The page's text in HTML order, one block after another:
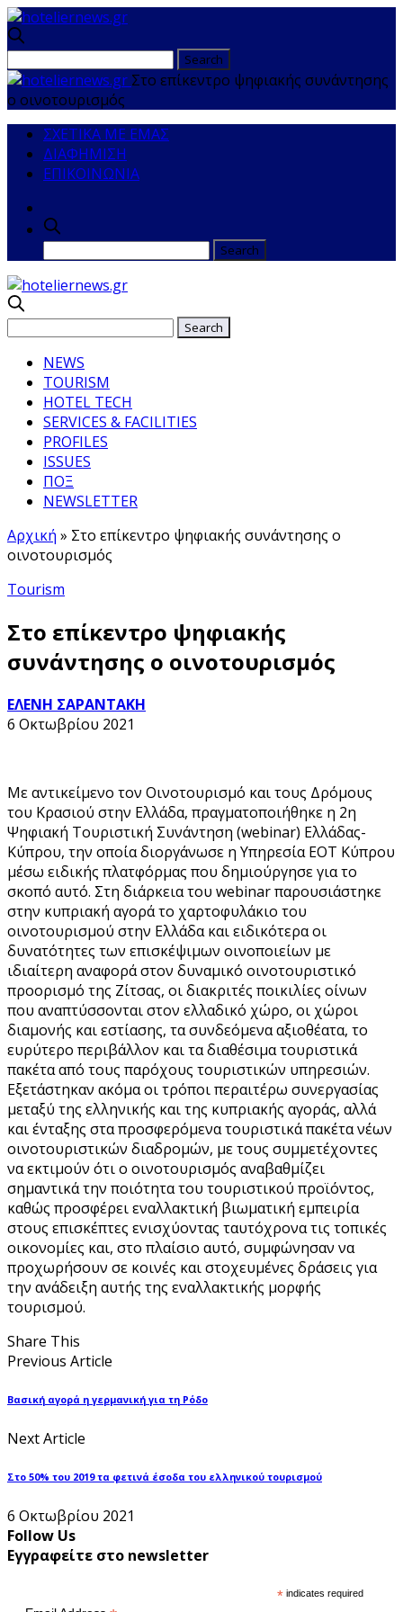
Στο επίκεντρο ψηφιακής συνάντησης
ο οινοτουρισμός
ΣΧΕΤΙΚΑ ΜΕ ΕΜΑΣ
ΔΙΑΦΗΜΙΣΗ
ΕΠΙΚΟΙΝΩΝΙΑ
NEWS
TOURISM
HOTEL TECH
SERVICES & FACILITIES
PROFILES
ISSUES
ΠΟΞ
NEWSLETTER
Αρχική » Στο επίκεντρο ψηφιακής συνάντησης ο
οινοτουρισμός
Tourism
Στο επίκεντρο ψηφιακής
συνάντησης ο οινοτουρισμός
ΕΛΕΝΗ ΣΑΡΑΝΤΑΚΗ
6 Οκτωβρίου 2021
Με αντικείμενο τον Οινοτουρισμό και τους Δρόμους
του Κρασιού στην Ελλάδα, πραγματοποιήθηκε η 2η
Ψηφιακή Τουριστική Συνάντηση (webinar) Ελλάδας-
Κύπρου, την οποία διοργάνωσε η Υπηρεσία ΕΟΤ Κύπρου
μέσω ειδικής πλατφόρμας που δημιούργησε για το
σκοπό αυτό. Στη διάρκεια του webinar παρουσιάστηκε
στην κυπριακή αγορά το χαρτοφυλάκιο του
οινοτουρισμού στην Ελλάδα και ειδικότερα οι
δυνατότητες των επισκέψιμων οινοποιείων με
ιδιαίτερη αναφορά στον δυναμικό οινοτουριστικό
προορισμό της Ζίτσας, οι διακριτές ποικιλίες οίνων
που αναπτύσσονται στον ελλαδικό χώρο, οι χώροι
διαμονής και εστίασης, τα συνδεόμενα αξιοθέατα, το
ευρύτερο περιβάλλον και τα διαθέσιμα τουριστικά
πακέτα από τους παρόχους τουριστικών υπηρεσιών.
Εξετάστηκαν ακόμα οι τρόποι περαιτέρω συνεργασίας
μεταξύ της ελληνικής και της κυπριακής αγοράς, αλλά
και ένταξης στα προσφερόμενα τουριστικά πακέτα νέων
οινοτουριστικών διαδρομών, με τους συμμετέχοντες
να εκτιμούν ότι ο οινοτουρισμός αναβαθμίζει
σημαντικά την ποιότητα του τουριστικού προϊόντος,
καθώς προσφέρει εναλλακτική βιωματική εμπειρία
στους επισκέπτες ενισχύοντας ταυτόχρονα τις τοπικές
οικονομίες και, στο πλαίσιο αυτό, συμφώνησαν να
προχωρήσουν σε κοινές και στοχευμένες δράσεις για
την ανάδειξη αυτής της εναλλακτικής μορφής
τουρισμού.
Share This
Previous Article
Βασική αγορά η γερμανική για τη Ρόδο
Next Article
Στο 50% του 2019 τα φετινά έσοδα του ελληνικού τουρισμού
6 Οκτωβρίου 2021
Follow Us
Εγγραφείτε στο newsletter
* indicates required